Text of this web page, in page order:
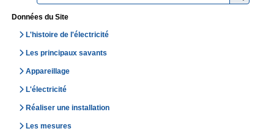
Données du Site
L'histoire de l'électricité
Les principaux savants
Appareillage
L'électricité
Réaliser une installation
Les mesures